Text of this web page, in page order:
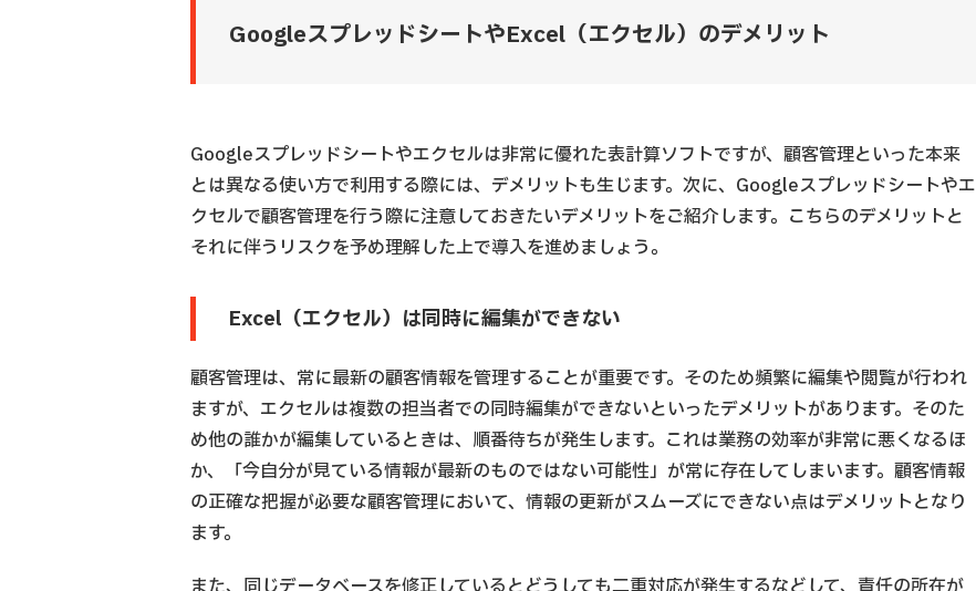
GoogleスプレッドシートやExcel（エクセル）のデメリット
Googleスプレッドシートやエクセルは非常に優れた表計算ソフトですが、顧客管理といった本来
とは異なる使い方で利用する際には、デメリットも生じます。次に、Googleスプレッドシートやエ
クセルで顧客管理を行う際に注意しておきたいデメリットをご紹介します。こちらのデメリットと
それに伴うリスクを予め理解した上で導入を進めましょう。
Excel（エクセル）は同時に編集ができない
顧客管理は、常に最新の顧客情報を管理することが重要です。そのため頻繁に編集や閲覧が行われ
ますが、エクセルは複数の担当者での同時編集ができないといったデメリットがあります。そのた
め他の誰かが編集しているときは、順番待ちが発生します。これは業務の効率が非常に悪くなるほ
か、「今自分が見ている情報が最新のものではない可能性」が常に存在してしまいます。顧客情報
の正確な把握が必要な顧客管理において、情報の更新がスムーズにできない点はデメリットとなり
ます。